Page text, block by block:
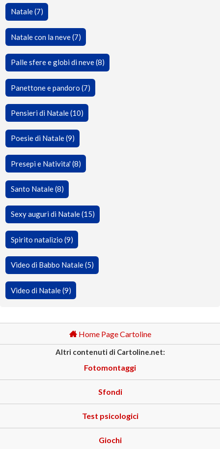
Natale (7)
Natale con la neve (7)
Palle sfere e globi di neve (8)
Panettone e pandoro (7)
Pensieri di Natale (10)
Poesie di Natale (9)
Presepi e Nativita' (8)
Santo Natale (8)
Sexy auguri di Natale (15)
Spirito natalizio (9)
Video di Babbo Natale (5)
Video di Natale (9)
Home Page Cartoline
Altri contenuti di Cartoline.net:
Fotomontaggi
Sfondi
Test psicologici
Giochi